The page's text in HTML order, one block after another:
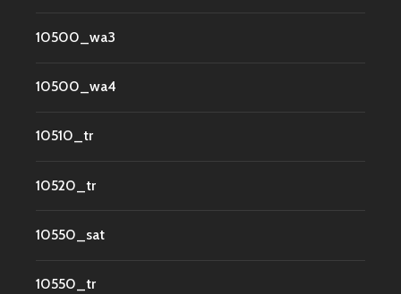
10500_wa3
10500_wa4
10510_tr
10520_tr
10550_sat
10550_tr